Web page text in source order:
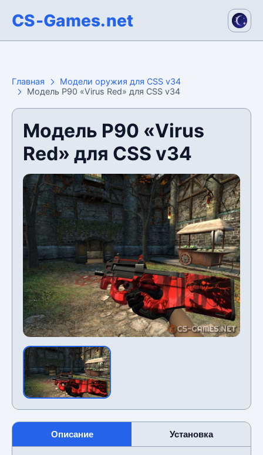
CS-Games.net
Главная
Модели оружия для CSS v34
Модель P90 «Virus Red» для CSS v34
Модель P90 «Virus
Red» для CSS v34
Описание Установка